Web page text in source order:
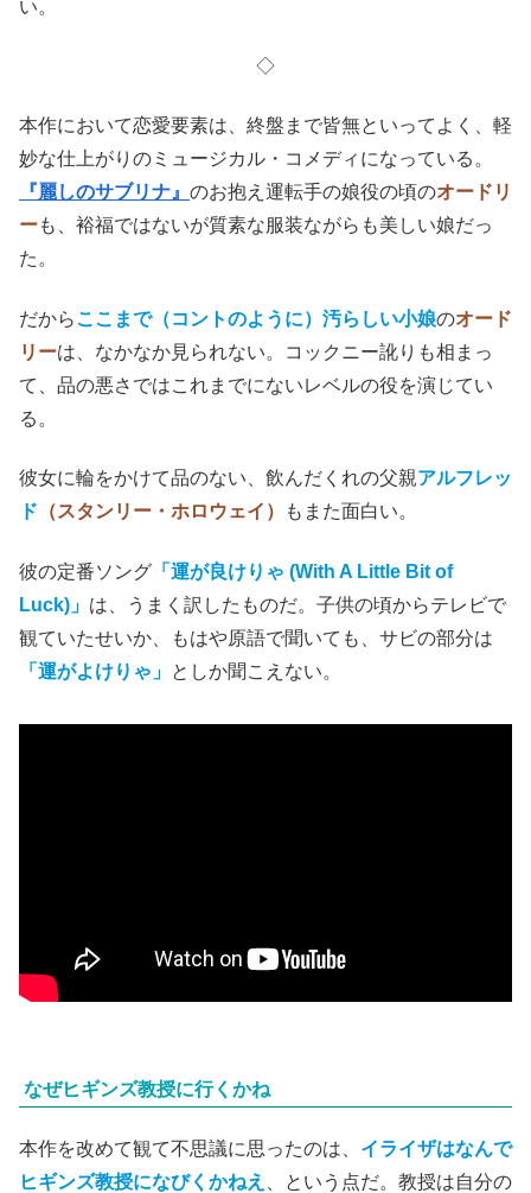
い。
◇
本作において恋愛要素は、終盤まで皆無といってよく、軽
妙な仕上がりのミュージカル・コメディになっている。
『麗しのサブリナ』 のお抱え運転手の娘役の頃のオードリ
ーも、裕福ではないが質素な服装ながらも美しい娘だっ
た。
だからここまで（コントのように）汚らしい小娘のオード
リーは、なかなか見られない。コックニー訛りも相まっ
て、品の悪さではこれまでにないレベルの役を演じてい
る。
彼女に輪をかけて品のない、飲んだくれの父親アルフレッ
ド （スタンリー・ホロウェイ） もまた面白い。
彼の定番ソング 「運が良けりゃ (With A Little Bit of
Luck)」 は、うまく訳したものだ。子供の頃からテレビで
観ていたせいか、もはや原語で聞いても、サビの部分は
「運がよけりゃ」 としか聞こえない。
なぜヒギンズ教授に行くかね
本作を改めて観て不思議に思ったのは、 イライザはなんで
ヒギンズ教授になびくかねえ
、という点だ。教授は自分の